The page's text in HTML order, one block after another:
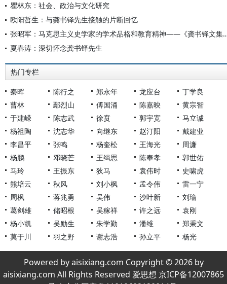
瞿林东：社会、政治与文化研究
欧阳哲生：与龚书铎先生接触的片断回忆
张昭军：马克思主义史学家的
夏春涛：深切怀念龚书铎先生
热门专栏
秦晖 陈行之 郑永年 龙应台
丁学良
曹林
鄢烈山 傅国涌 陈嘉映
黄宗智
于建嵘
陈志武 徐贲 郭宇宽
马立诚
杨祖陶
沈志华 向继东 赵汀阳
戴建业
李昌平
张鸣 杨奎松 王海光
周濂
杨鹏
邓晓芒 王缉思 陈奉孝
郭世佑
马玲
王振东 狄马 袁伟时
史啸虎
熊培云
秋风 刘小枫 孟令伟
雷一宁
周枫
蒋兆勇 吴伟 沙叶新
刘瑜
葛剑雄
储昭根 吴稼祥 许之远
袁刚
杨小凯
吴励生 朱学勤 潘维
郑秉文
莫于川
羽之野 谢志浩 孙立平 杨光
Powered by aisixiang.com Copyright © 2026 by
aisixiang.com All Rights Reserved 爱思想 京ICP备12007865